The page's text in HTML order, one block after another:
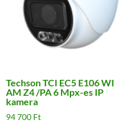
Techson TCI EC5 E106 WI
AM Z4 /PA 6 Mpx-es IP
kamera
94 700 Ft